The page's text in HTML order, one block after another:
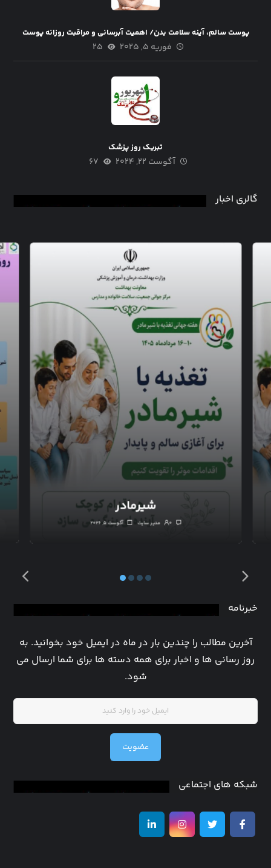
پوست سالم، آینه سلامت بدن/ اهمیت آبرسانی و مراقبت روزانه پوست
فوریه ۵, ۲۰۲۵ ۲۵
تبریک روز پزشک
آگوست ۲۲, ۲۰۲۴ ۶۷
گالری اخبار
شیرمادر
آگوست ۵, ۲۰۲۶ مدیر سایت ۰
خبرنامه
آخرین مطالب را چندین بار در ماه در ایمیل خود بخوانید. به
روز رسانی ها و اخبار برای همه دسته ها برای شما ارسال می
شود.
عضویت
شبکه های اجتماعی